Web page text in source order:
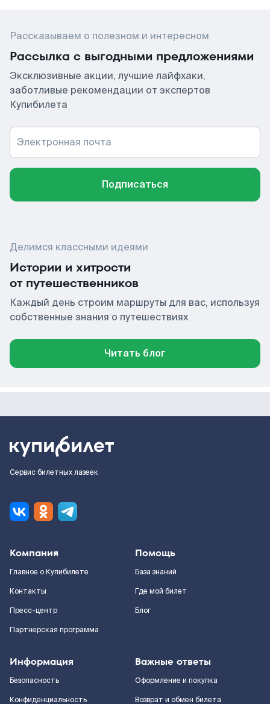
Рассказываем о полезном и интересном
Рассылка с выгодными предложениями
Эксклюзивные акции, лучшие лайфхаки,
заботливые рекомендации от экспертов
Купибилета
Электронная почта
Подписаться
Делимся классными идеями
Истории и хитрости
от путешественников
Каждый день строим маршруты для вас, используя
собственные знания о путешествиях
Читать блог
Сервис билетных лазеек
Компания
Главное о Купибилете
Контакты
Пресс-центр
Партнерская программа
Помощь
База знаний
Где мой билет
Блог
Информация
Безопасность
Конфиденциальность
Важные ответы
Оформление и покупка
Возврат и обмен билета